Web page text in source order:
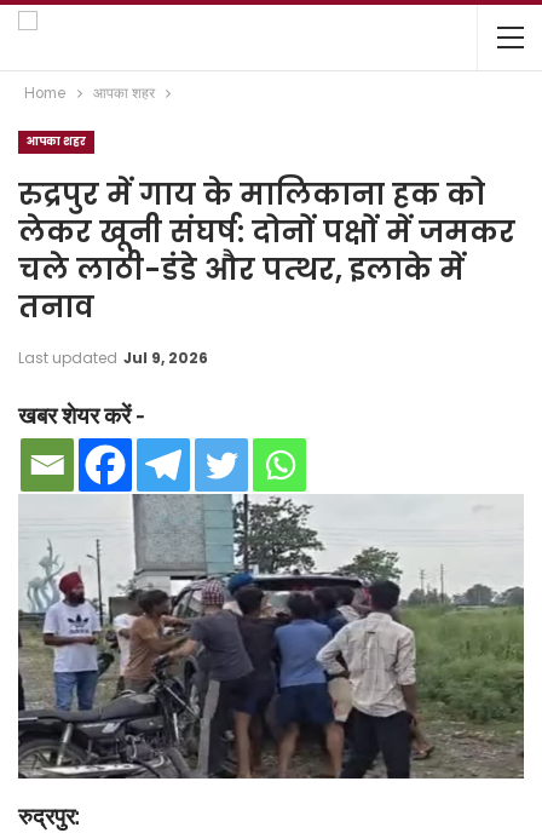
Home आपका शहर
आपका शहर
रुद्रपुर में गाय के मालिकाना हक को
लेकर खूनी संघर्ष: दोनों पक्षों में जमकर
चले लाठी-डंडे और पत्थर, इलाके में
तनाव
Last updated Jul 9, 2026
खबर शेयर करें -
रुद्रपुर: